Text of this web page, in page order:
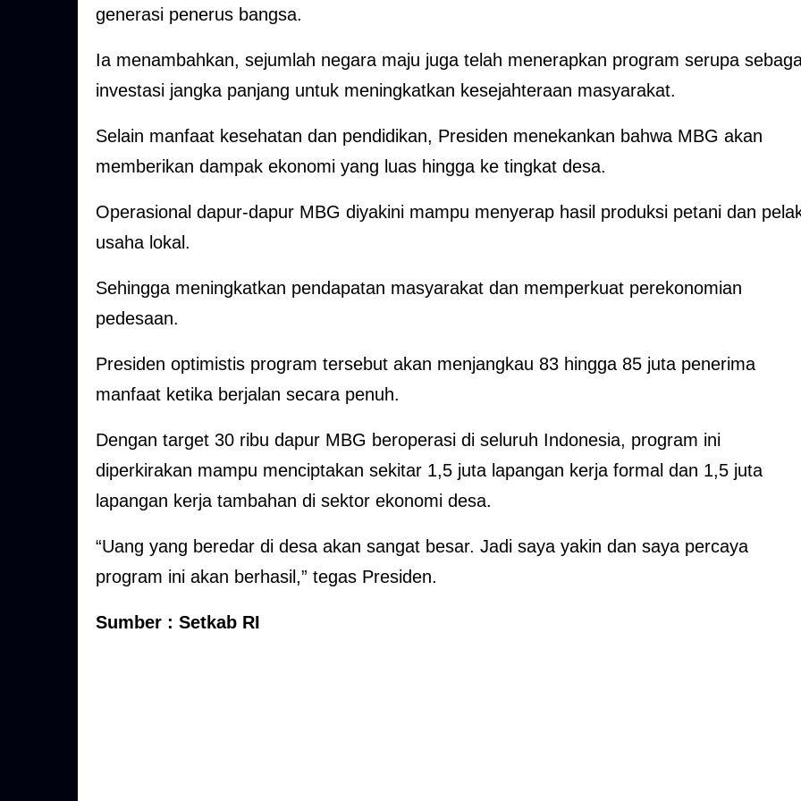
generasi penerus bangsa.
Ia menambahkan, sejumlah negara maju juga telah menerapkan program serupa
investasi jangka panjang untuk meningkatkan kesejahteraan masyarakat.
Selain manfaat kesehatan dan pendidikan, Presiden menekankan bahwa MBG akan
memberikan dampak ekonomi yang luas hingga ke tingkat desa.
Operasional dapur-dapur MBG diyakini mampu menyerap hasil produksi petani dan
usaha lokal.
Sehingga meningkatkan pendapatan masyarakat dan memperkuat perekonomian
pedesaan.
Presiden optimistis program tersebut akan menjangkau 83 hingga 85 juta penerima
manfaat ketika berjalan secara penuh.
Dengan target 30 ribu dapur MBG beroperasi di seluruh Indonesia, program ini
diperkirakan mampu menciptakan sekitar 1,5 juta lapangan kerja formal dan 1,5 juta
lapangan kerja tambahan di sektor ekonomi desa.
“Uang yang beredar di desa akan sangat besar. Jadi saya yakin dan saya percaya
program ini akan berhasil,” tegas Presiden.
Sumber : Setkab RI